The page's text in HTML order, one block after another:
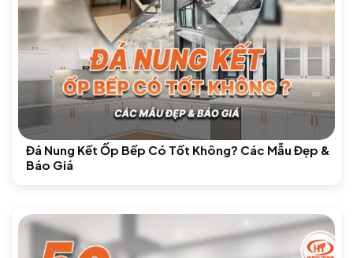
Đá Nung Kết Ốp Bếp Có Tốt Không? Các Mẫu Đẹp &
Báo Giá